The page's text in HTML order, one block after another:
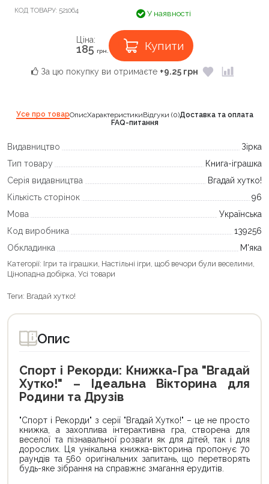
КОД ТОВАРУ: 521064 У наявності
Ціна:
185 грн. Купити
За цю покупку ви отримаєте +9.25 грн
Усе про товарОписХарактеристикиВідгуки (0)Доставка та оплата
FAQ-питання
Видавництво
Зірка
Тип товару
Книга-іграшка
Серія видавництва
Вгадай хутко!
Кількість сторінок
96
Мова
Українська
Код виробника
139256
Обкладинка
М'яка
Категорії: Ігри та іграшки, Настільні ігри, щоб вечори були веселими,
Цінопадна добірка, Усі товари
Теги: Вгадай хутко!
Опис
Спорт і Рекорди: Книжка-Гра "Вгадай
Хутко!" – Ідеальна Вікторина для
Родини та Друзів
"Спорт і Рекорди" з серії "Вгадай Хутко!" – це не просто
книжка, а захоплива інтерактивна гра, створена для
веселої та пізнавальної розваги як для дітей, так і для
дорослих. Ця унікальна книжка-вікторина пропонує 70
раундів та 560 оригінальних запитань, що перетворять
будь-яке зібрання на справжнє змагання ерудитів.